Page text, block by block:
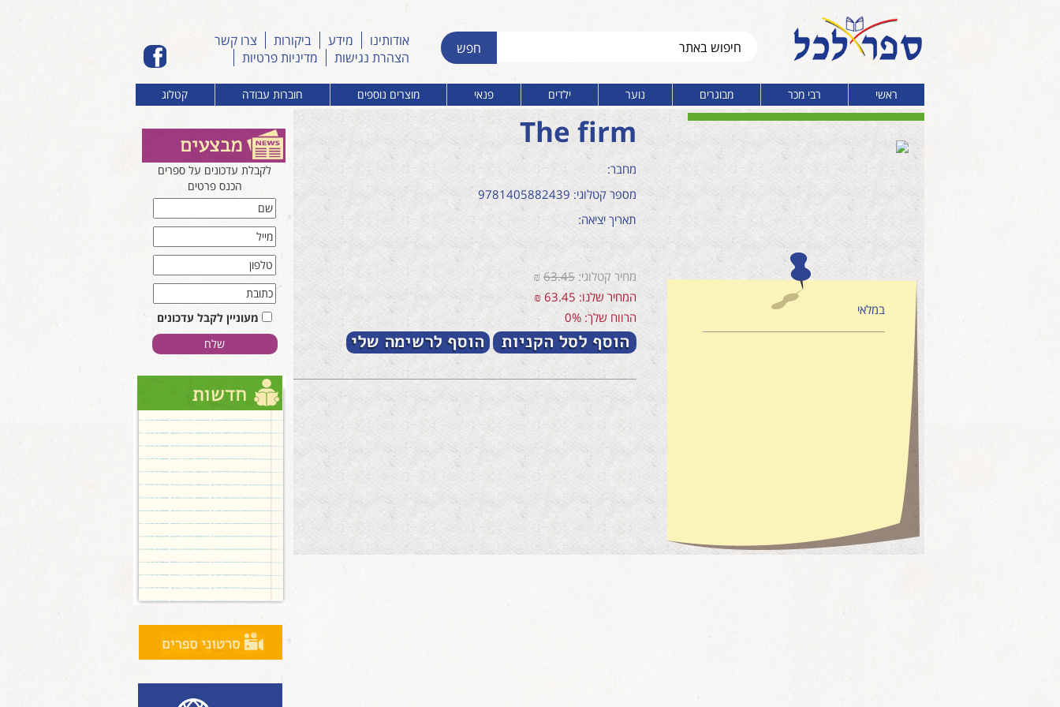
אודותינו מידע ביקורות
צרו קשר
הצהרת נגישות
מדיניות פרטיות
ראשי רבי מכר מבוגרים נוער ילדים פנאי מוצרים נוספים חוברות עבודה קטלוג
במלאי
The firm
מחבר:
מספר קטלוגי: 9781405882439
תאריך יציאה:
מחיר קטלוגי: 63.45
₪
המחיר שלנו: 63.45 ₪
הרווח שלך: 0%
לקבלת עדכונים על ספרים
הכנס פרטים
מעוניין לקבל עדכונים